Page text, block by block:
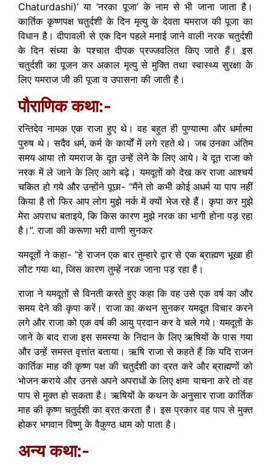
Chaturdashi)’ या ‘नरका पूजा’ के नाम से भी जाना जाता है।
कार्तिक कृष्णपक्ष चतुर्दशी के दिन मृत्यु के देवता यमराज की पूजा का
विधान है। दीपावली से एक दिन पहले मनाई जाने वाली नरक चतुर्दशी
के दिन संध्या के पश्चात दीपक प्रज्जवलित किए जाते हैं। इस
चतुर्दशी का पूजन कर अकाल मृत्यु से मुक्ति तथा स्वास्थ्य सुरक्षा के
लिए यमराज जी की पूजा व उपासना की जाती है।
पौराणिक कथा:-
रन्तिदेव नामक एक राजा हुए थे। वह बहुत ही पुण्यात्मा और धर्मात्मा
पुरुष थे। सदैव धर्म, कर्म के कार्यों में लगे रहते थे। जब उनका अंतिम
समय आया तो यमराज के दूत उन्हें लेने के लिए आये। वे दूत राजा को
नरक में ले जाने के लिए आगे बढ़े। यमदूतों को देख कर राजा आश्चर्य
चकित हो गये और उन्होंने पूछा- “मैंने तो कभी कोई अधर्म या पाप नहीं
किया है तो फिर आप लोग मुझे नर्क में क्यों भेज रहे हैं। कृपा कर मुझे
मेरा अपराध बताइये, कि किस कारण मुझे नरक का भागी होना पड़ रहा
है।”. राजा की करूणा भरी वाणी सुनकर
यमदूतों ने कहा- “हे राजन एक बार तुम्हारे द्वार से एक ब्राह्मण भूखा ही
लौट गया था, जिस कारण तुम्हें नरक जाना पड़ रहा है।
राजा ने यमदूतों से विनती करते हुए कहा कि वह उसे एक वर्ष का और
समय देने की कृपा करें। राजा का कथन सुनकर यमदूत विचार करने
लगे और राजा को एक वर्ष की आयु प्रदान कर वे चले गये। यमदूतों के
जाने के बाद राजा इस समस्या के निदान के लिए ऋषियों के पास गया
और उन्हें समस्त वृत्तांत बताया। ऋषि राजा से कहते हैं कि यदि राजन
कार्तिक माह की कृष्ण पक्ष की चतुर्दशी का व्रत करे और ब्राह्मणों को
भोजन कराये और उनसे अपने अपराधों के लिए क्षमा याचना करे तो वह
पाप से मुक्त हो सकता है। ऋषियों के कथन के अनुसार राजा कार्तिक
माह की कृष्ण चतुर्दशी का व्रत करता है। इस प्रकार वह पाप से मुक्त
होकर भगवान विष्णु के वैकुण्ठ धाम को पाता है।
अन्य कथा:-